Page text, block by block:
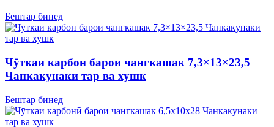
Бештар бинед
Чӯткаи карбон барои чангкашак 7,3×13×23,5
Чанкакунаки тар ва хушк
Бештар бинед